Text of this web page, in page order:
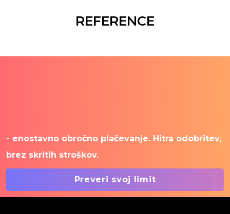
REFERENCE
- enostavno obročno plačevanje. Hitra odobritev,
brez skritih stroškov.
Preveri svoj limit